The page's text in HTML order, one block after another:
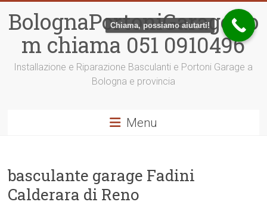
contenuto
BolognaPortoniGarage.co
m chiama 051 0910496
Installazione e Riparazione Basculanti e Portoni Garage a
Bologna e provincia
Menu
basculante garage Fadini
Calderara di Reno
Chiama, possiamo aiutarti!